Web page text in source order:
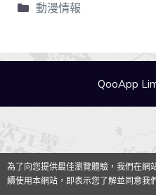
動漫情報
QooApp
為了向您提供最佳瀏覽體驗，我們在
續使用本網站，即表示您了解並同意我